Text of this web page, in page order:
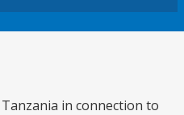
in connection to